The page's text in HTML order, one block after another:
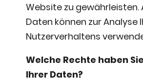
Website zu gewährleisten.
Daten können zur Analyse
Nutzerverhaltens
Welche Rechte haben
Ihrer Daten?